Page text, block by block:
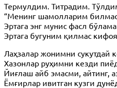
Термулдим. Титрадим.
“Менинг шамолларим
Эртага энг мунис фасл
Эртага бугуним қилмас
Лаҳзалар жонимни сукутдай
Хазонлар руҳимни кезди
Йиғлаш айб эмасми, айтинг,
Ёмғирлар ивитган кузги